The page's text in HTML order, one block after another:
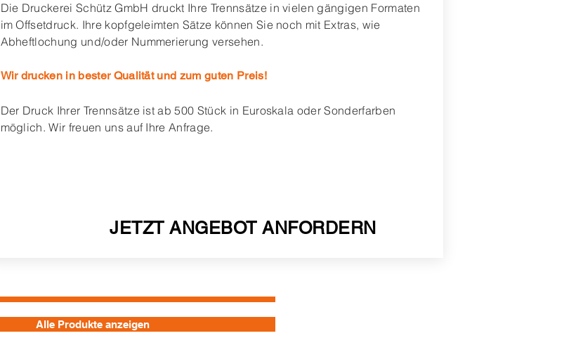
Die Druckerei Schütz GmbH druckt Ihre Trennsätze in vielen gängigen Formaten
im Offsetdruck. Ihre kopfgeleimten Sätze können Sie noch mit Extras, wie
Abheftlochung und/oder Nummerierung versehen.
Wir drucken in bester Qualität und zum guten Preis!
Der Druck Ihrer Trennsätze ist ab 500 Stück in Euroskala oder Sonderfarben
möglich.Wir freuen uns auf Ihre Anfrage.
JETZT ANGEBOT ANFORDERN
Alle Produkte anzeigen